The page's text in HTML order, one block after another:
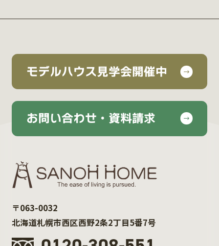
モデルハウス見学会開催中
お問い合わせ・資料請求
〒063-0032
北海道札幌市西区西野2条2丁目5番7号